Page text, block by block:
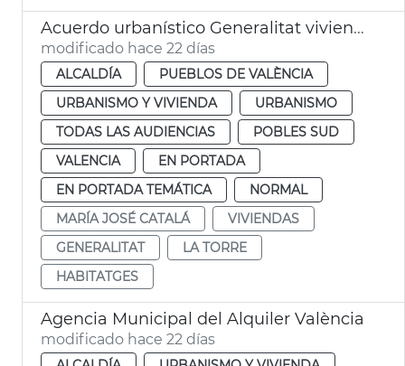
Acuerdo urbanístico Generalitat viviendas la Torre València
modificado hace 22 días
ALCALDÍA
PUEBLOS DE VALÈNCIA
URBANISMO Y VIVIENDA
URBANISMO
TODAS LAS AUDIENCIAS
POBLES SUD
VALENCIA
EN PORTADA
EN PORTADA TEMÁTICA
NORMAL
MARÍA JOSÉ CATALÁ
VIVIENDAS
GENERALITAT
LA TORRE
HABITATGES
Agencia Municipal del Alquiler València
modificado hace 22 días